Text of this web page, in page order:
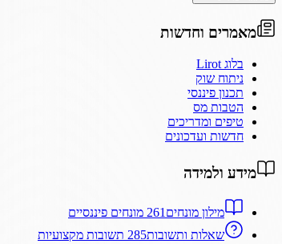
מאמרים וחדשות
בלוג Lirot
ניתוח שוק
תכנון פיננסי
הטבות מס
טיפים ומדריכים
חדשות ועדכונים
מידע ולמידה
מילון מונחים 261 מונחים פיננסיים
שאלות ותשובות285 תשובות מקצועיות